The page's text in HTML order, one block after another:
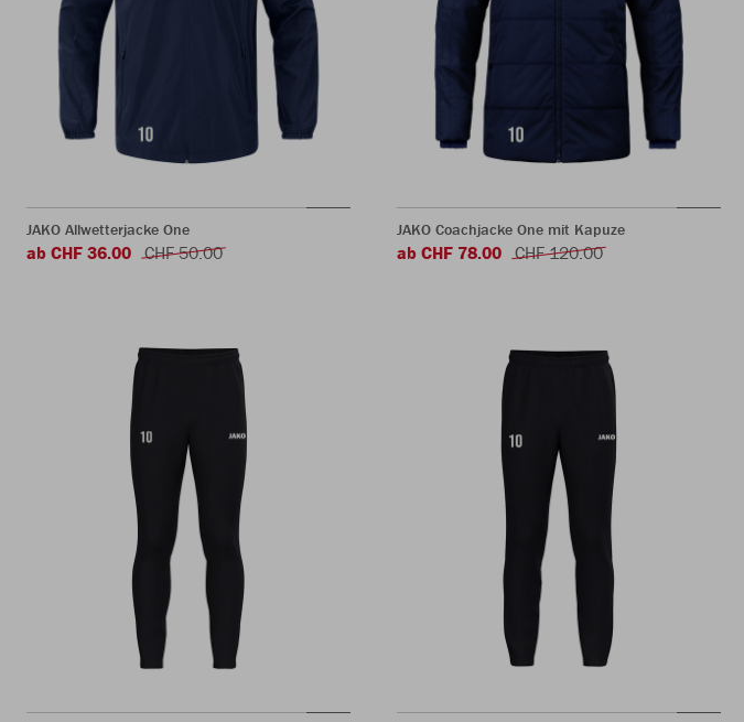
JAKO Allwetterjacke One
ab CHF 36.00 CHF 50.00
JAKO Coachjacke One mit Kapuze
ab CHF 78.00 CHF 120.00